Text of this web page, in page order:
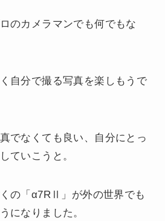
のカメラマンでも何でもな
自分で撮る写真を楽しもうで
でなくても良い、自分にとっ
ていこうと。
の「α7RⅡ」が外の世界でも
になりました。